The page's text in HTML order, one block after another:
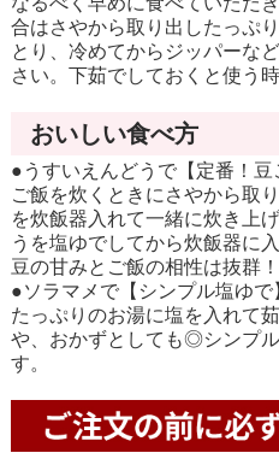
合はさやから取り出したっぷ
とり、冷めてからジッパーな
さい。下茹でしておくと使う
おいしい食べ方
●うすいえんどうで【定番！豆
ご飯を炊くときにさやから取
を炊飯器入れて一緒に炊き上
うを塩ゆでしてから炊飯器に
豆の甘みとご飯の相性は抜群
●ソラマメで【シンプル塩ゆで
たっぷりのお湯に塩を入れて
や、おかずとしても◎シンプ
す。